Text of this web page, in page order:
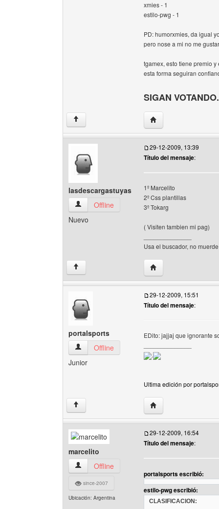
xmies - 1
estilo-pwg - 1
PD: humorxmies, da igual
pero nose a mi no me
tgamex, esto tiene premio
esta forma seguiran
SIGAN VOTANDO.
↑ Visitar sitio web del
lasdescargastuyas
lasdescargastuyas Ver perfil del usuario
Offline
Nuevo
29-12-2009, 13:39
Título del mensaje:
1º Marcelito
2º Css plantillas
3º Tokarg
( Visiten tambien mi pag)
Usa el buscador, no
↑ Visitar sitio web del
portalsports
portalsports Ver perfil del usuario
Offline
Junior
29-12-2009, 15:51
Título del mensaje:
EDito: jajjaj que ignorante
.
Ultima edición por
↑ Visitar sitio web del
marcelito
marcelito Ver perfil del usuario
Offline
since-2007
Ubicación: Argentina
29-12-2009, 16:54
Título del mensaje:
portalsports escribió:
estilo-pwg escribió:
CLASIFICACION: